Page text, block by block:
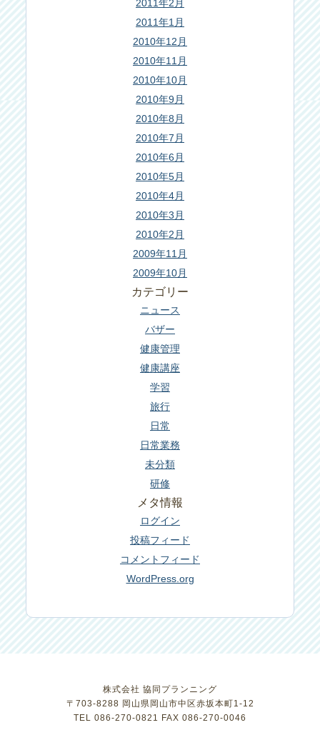
2011年2月
2011年1月
2010年12月
2010年11月
2010年10月
2010年9月
2010年8月
2010年7月
2010年6月
2010年5月
2010年4月
2010年3月
2010年2月
2009年11月
2009年10月
カテゴリー
ニュース
バザー
健康管理
健康講座
学習
旅行
日常
日常業務
未分類
研修
メタ情報
ログイン
投稿フィード
コメントフィード
WordPress.org
株式会社 協同プランニング
〒703-8288 岡山県岡山市中区赤坂本町1-12
TEL 086-270-0821 FAX 086-270-0046